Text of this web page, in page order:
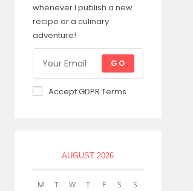
whenever I publish a new
recipe or a culinary
adventure!
GO
Accept GDPR Terms
AUGUST 2026
M T W T F S S